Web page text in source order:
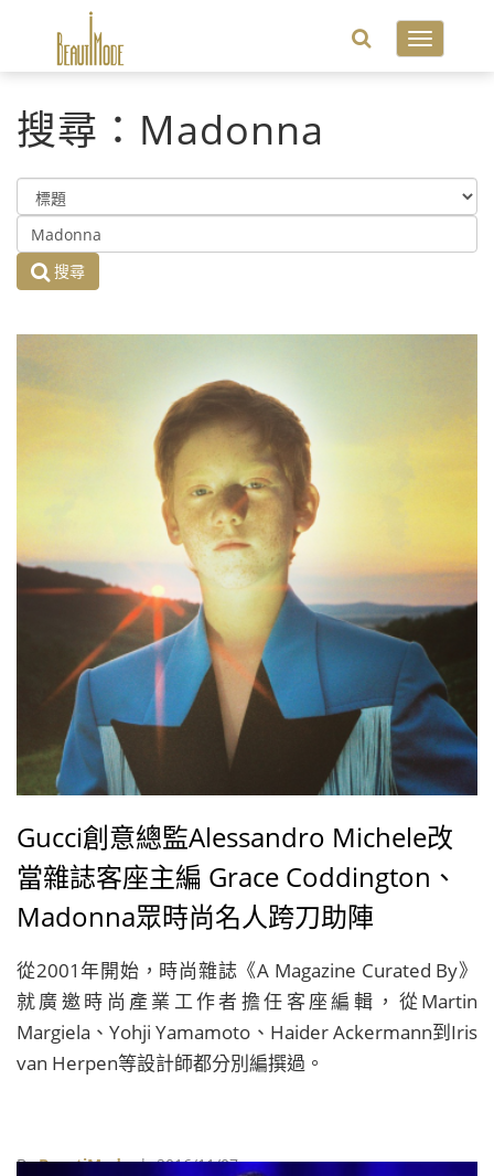
Toggle
搜尋：Madonna
搜尋
Gucci創意總監Alessandro Michele改
當雜誌客座主編 Grace Coddington、
Madonna眾時尚名人跨刀助陣
從2001年開始，時尚雜誌《A Magazine Curated By》
就廣邀時尚產業工作者擔任客座編輯，從Martin
Margiela、Yohji Yamamoto、Haider Ackermann到Iris
van Herpen等設計師都分別編撰過。
ByBeautiMode| 2016/11/07